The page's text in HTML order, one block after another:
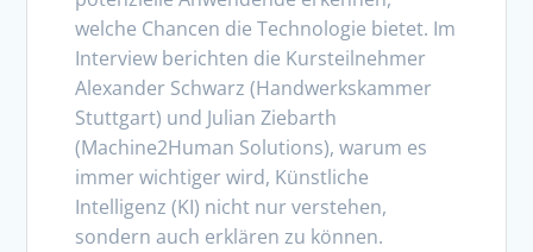
welche Chancen die Technologie bietet. Im
Interview berichten die Kursteilnehmer
Alexander Schwarz (Handwerkskammer
Stuttgart) und Julian Ziebarth
(Machine2Human Solutions), warum es
immer wichtiger wird, Künstliche
Intelligenz (KI) nicht nur verstehen,
sondern auch erklären zu können.